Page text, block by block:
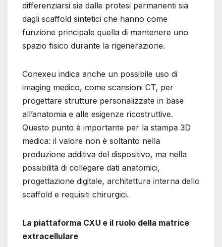
differenziarsi sia dalle protesi permanenti sia
dagli scaffold sintetici che hanno come
funzione principale quella di mantenere uno
spazio fisico durante la rigenerazione.
Conexeu indica anche un possibile uso di
imaging medico, come scansioni CT, per
progettare strutture personalizzate in base
all’anatomia e alle esigenze ricostruttive.
Questo punto è importante per la stampa 3D
medica: il valore non è soltanto nella
produzione additiva del dispositivo, ma nella
possibilità di collegare dati anatomici,
progettazione digitale, architettura interna dello
scaffold e requisiti chirurgici.
La piattaforma CXU e il ruolo della matrice
extracellulare